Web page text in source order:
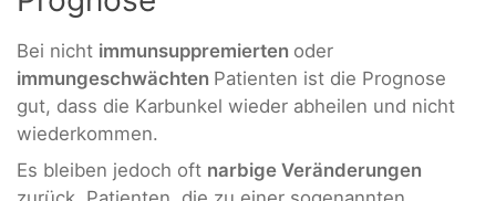
Bei nicht immunsuppremierten oder
immungeschwächten Patienten ist die Prognose
gut, dass die Karbunkel wieder abheilen und nicht
wiederkommen.
Es bleiben jedoch oft narbige Veränderungen